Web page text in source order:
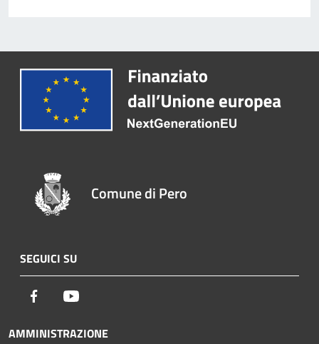
Comune di Pero
SEGUICI SU
Facebook
AMMINISTRAZIONE